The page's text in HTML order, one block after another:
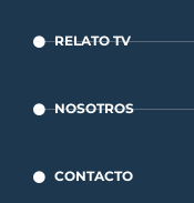
RELATO TV
NOSOTROS
CONTACTO